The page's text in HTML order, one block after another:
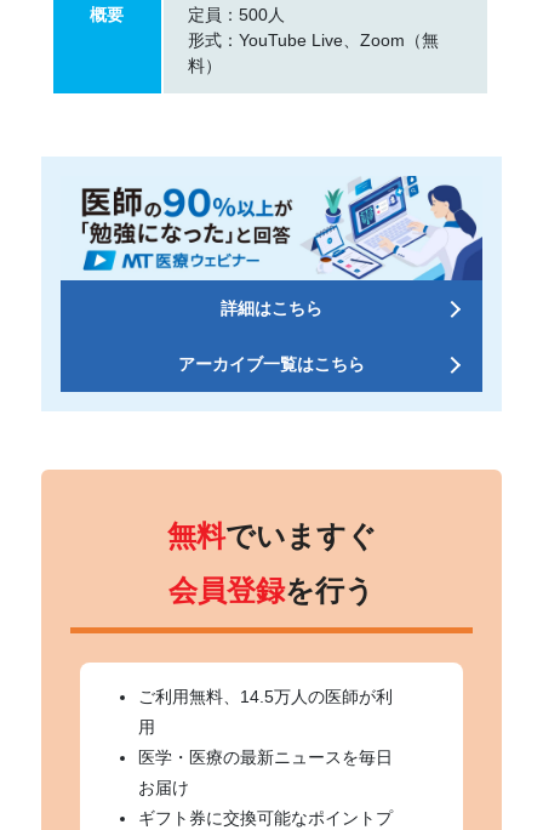
概要
定員：500人
形式：YouTube Live、Zoom（無
料）
詳細はこちら
アーカイブ一覧はこちら
無料でいますぐ
会員登録を行う
ご利用無料、14.5万人の医師が利
用
医学・医療の最新ニュースを毎日
お届け
ギフト券に交換可能なポイントプ